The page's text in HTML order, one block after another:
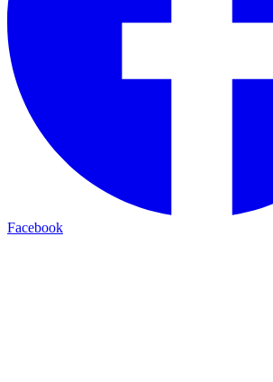
Facebook